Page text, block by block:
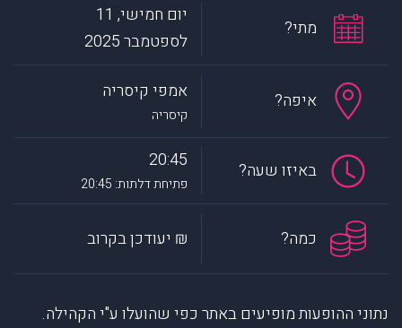
מתי?
יום חמישי, 11
לספטמבר 2025
איפה? אמפי קיסריה
קיסריה
באיזו שעה? 20:45
פתיחת דלתות: 20:45
כמה? ₪ יעודכן בקרוב
נתוני ההופעות מופיעים באתר כפי שהועלו ע"י הקהילה.